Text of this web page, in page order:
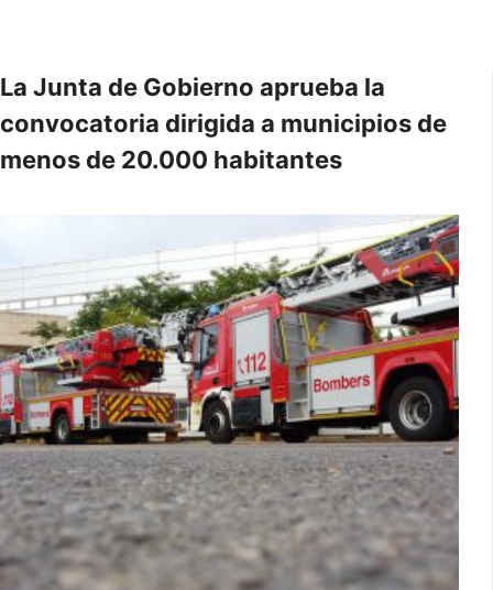
La Junta de Gobierno aprueba la
convocatoria dirigida a municipios de
menos de 20.000 habitantes